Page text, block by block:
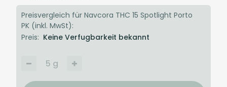
Preisvergleich für Navcora THC 15 Spotlight Porto
PK (inkl. MwSt):
Preis: Keine Verfugbarkeit bekannt
5 g